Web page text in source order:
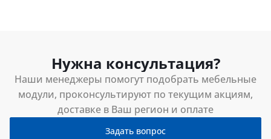
Нужна консультация?
Наши менеджеры помогут подобрать мебельные
модули, проконсультируют по текущим акциям,
доставке в Ваш регион и оплате
Задать вопрос